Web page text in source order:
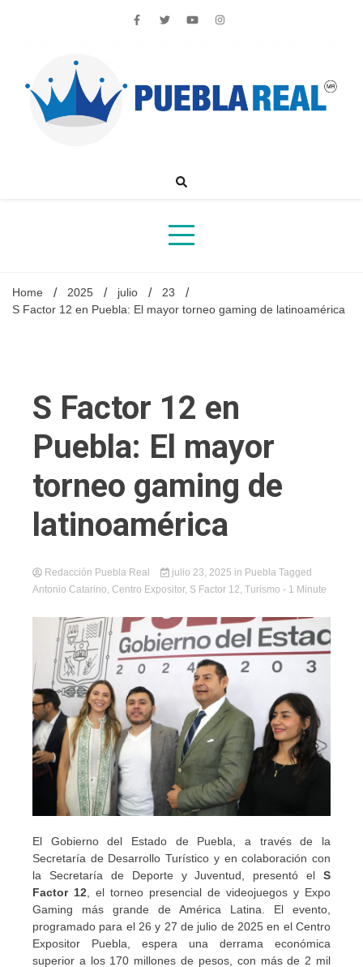
Noticias de actualidad de Puebla, México y el mundo
Home 2025 julio
23
S Factor 12 en Puebla: El mayor torneo gaming de latinoamérica
S Factor 12 en
Puebla: El mayor
torneo gaming de
latinoamérica
Redacción Puebla Real julio 23, 2025 in Puebla Tagged
Antonio Catarino, Centro Expositor, S Factor 12, Turismo - 1 Minute
El Gobierno del Estado de Puebla, a través de la
Secretaría de Desarrollo Turístico y en colaboración con
la Secretaría de Deporte y Juventud, presentó el S
Factor 12, el torneo presencial de videojuegos y Expo
Gaming más grande de América Latina. El evento,
programado para el 26 y 27 de julio de 2025 en el Centro
Expositor Puebla, espera una derrama económica
superior a los 170 millones de pesos, con más de 2 mil